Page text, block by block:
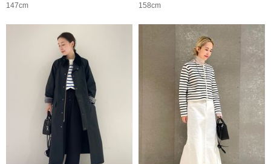
147cm
158cm